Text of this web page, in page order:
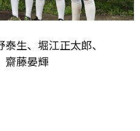
生、堀江正太郎、
齋藤晏輝